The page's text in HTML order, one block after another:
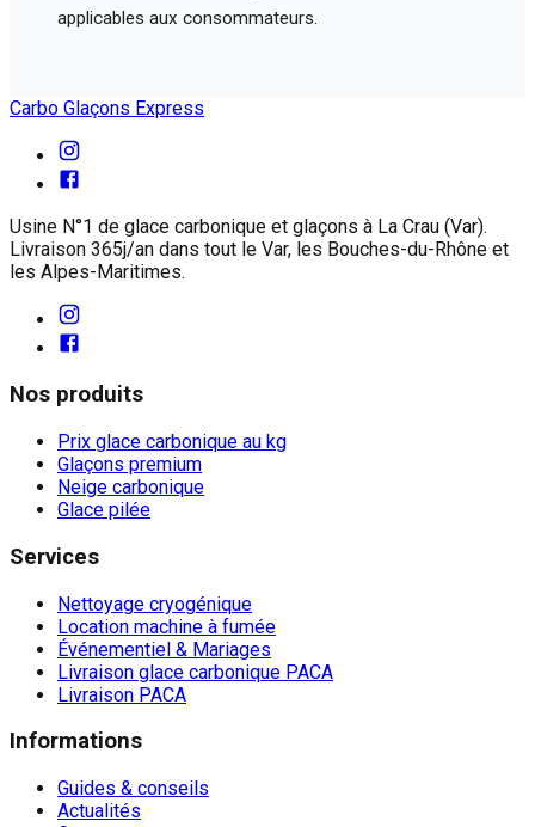
applicables aux consommateurs.
Carbo Glaçons Express
Usine N°1 de glace carbonique et glaçons à La Crau (Var).
Livraison 365j/an dans tout le Var, les Bouches-du-Rhône et
les Alpes-Maritimes.
Nos produits
Prix glace carbonique au kg
Glaçons premium
Neige carbonique
Glace pilée
Services
Nettoyage cryogénique
Location machine à fumée
Événementiel & Mariages
Livraison glace carbonique PACA
Livraison PACA
Informations
Guides & conseils
Actualités